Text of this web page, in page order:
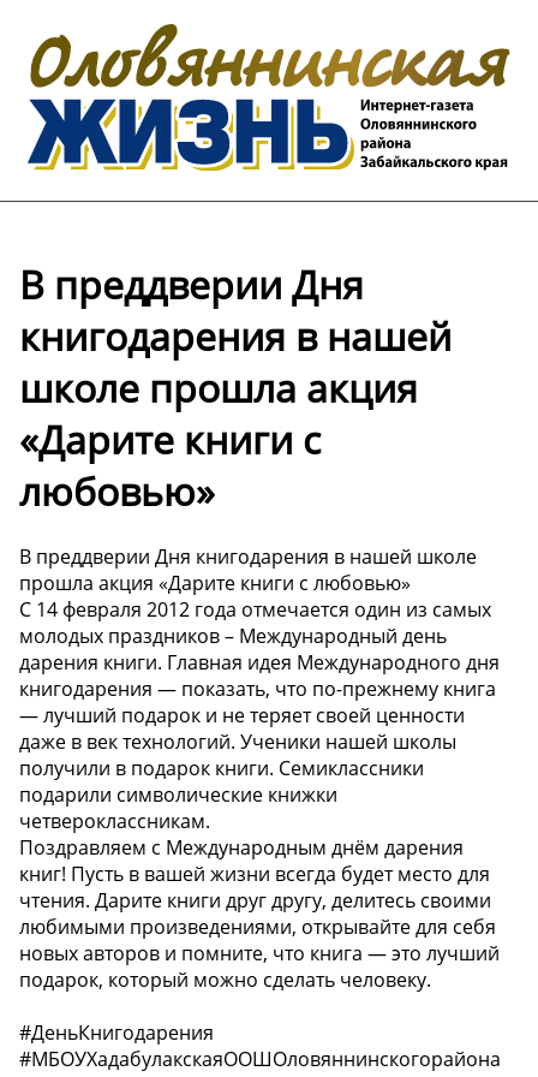
В преддверии Дня
книгодарения в нашей
школе прошла акция
«Дарите книги с
любовью»
В преддверии Дня книгодарения в нашей школе
прошла акция «Дарите книги с любовью»
С 14 февраля 2012 года отмечается один из самых
молодых праздников – Международный день
дарения книги. Главная идея Международного дня
книгодарения — показать, что по-прежнему книга
— лучший подарок и не теряет своей ценности
даже в век технологий. Ученики нашей школы
получили в подарок книги. Семиклассники
подарили символические книжки
четвероклассникам.
Поздравляем с Международным днём дарения
книг! Пусть в вашей жизни всегда будет место для
чтения. Дарите книги друг другу, делитесь своими
любимыми произведениями, открывайте для себя
новых авторов и помните, что книга — это лучший
подарок, который можно сделать человеку.
#ДеньКнигодарения
#МБОУХадабулакскаяООШОловяннинскогорайона